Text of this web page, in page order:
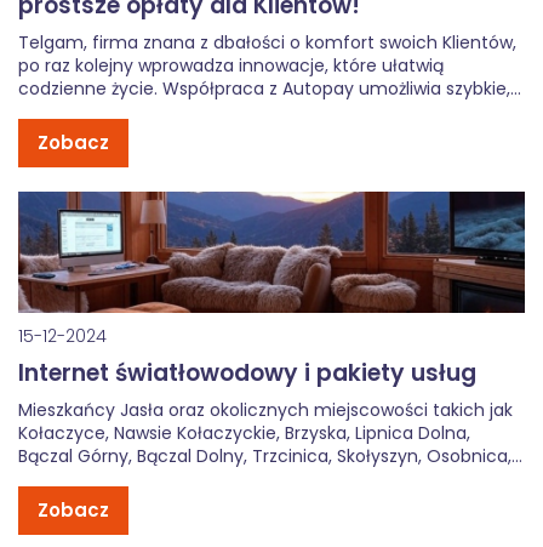
Telgam, firma znana z dbałości o komfort swoich Klientów,
po raz kolejny wprowadza innowacje, które ułatwią
codzienne życie. Współpraca z Autopay umożliwia szybkie,
funkcjom korzystanie z usług Telgam staje się jeszcze
Zobacz
15-12-2024
Internet światłowodowy i pakiety usług
Mieszkańcy Jasła oraz okolicznych miejscowości takich jak
Kołaczyce, Nawsie Kołaczyckie, Brzyska, Lipnica Dolna,
Bączal Górny, Bączal Dolny, Trzcinica, Skołyszyn, Osobnica,
nowoczesnego, szybkiego internetu światłowodowego oraz
Zobacz